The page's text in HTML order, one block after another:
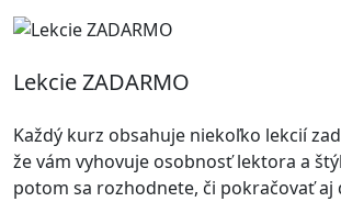
Lekcie ZADARMO
Každý kurz obsahuje niekoľko lekcií
že vám vyhovuje osobnosť lektora a
potom sa rozhodnete, či pokračovať aj